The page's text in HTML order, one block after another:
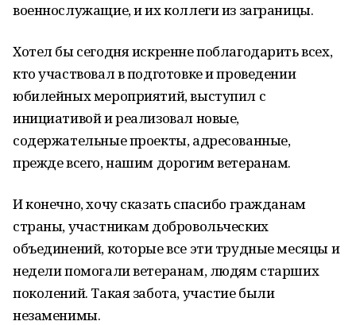
военнослужащие, и их коллеги из заграницы.
Хотел бы сегодня искренне поблагодарить всех,
кто участвовал в подготовке и проведении
юбилейных мероприятий, выступил с
инициативой и реализовал новые,
содержательные проекты, адресованные,
прежде всего, нашим дорогим ветеранам.
И конечно, хочу сказать спасибо гражданам
страны, участникам добровольческих
объединений, которые все эти трудные месяцы и
недели помогали ветеранам, людям старших
поколений. Такая забота, участие были
незаменимы.